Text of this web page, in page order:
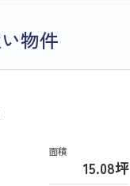
物件
面積
15.08坪